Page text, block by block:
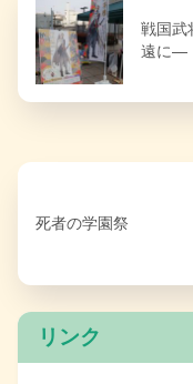
戦国
遠に―
死者の学園祭
リンク